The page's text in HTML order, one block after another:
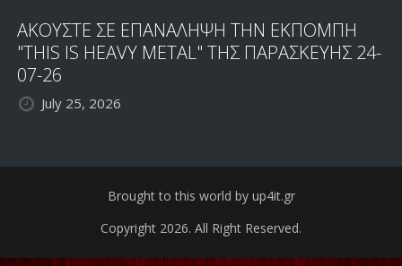
ΑΚΟΥΣΤΕ ΣΕ ΕΠΑΝΑΛΗΨΗ ΤΗΝ ΕΚΠΟΜΠΗ
"THIS IS HEAVY METAL" ΤΗΣ ΠΑΡΑΣΚΕΥΗΣ 24-
07-26
July 25, 2026
Brought to this world by up4it.gr
Copyright 2026. All Right Reserved.